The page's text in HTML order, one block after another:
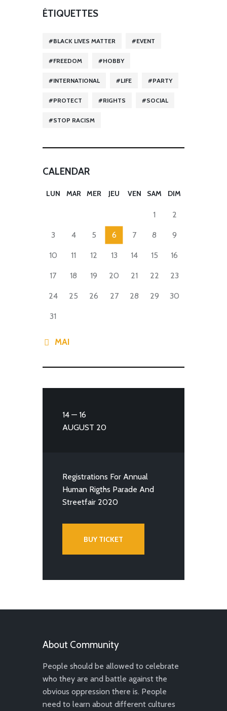
ÉTIQUETTES
BLACK LIVES MATTER EVENT
FREEDOM HOBBY
INTERNATIONAL LIFE PARTY
PROTECT RIGHTS SOCIAL
STOP RACISM
CALENDAR
LUN MAR MER JEU VEN SAM DIM
1 2
3 4 5 6 7 8 9
10 11 12 13 14 15 16
17 18 19 20 21 22 23
24 25 26 27 28 29 30
31
« MAI
14 — 16
AUGUST 20
Registrations For Annual
Human Rigths Parade And
Streetfair 2020
BUY TICKET
About Community
People should be allowed to celebrate
who they are and battle against the
obvious oppression there is. People
need to learn about different cultures